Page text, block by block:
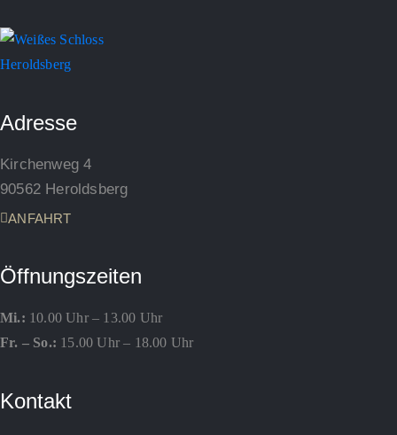
Adresse
Kirchenweg 4
90562 Heroldsberg
ANFAHRT
Öffnungszeiten
Mi.: 10.00 Uhr – 13.00 Uhr
Fr. – So.: 15.00 Uhr – 18.00 Uhr
Kontakt